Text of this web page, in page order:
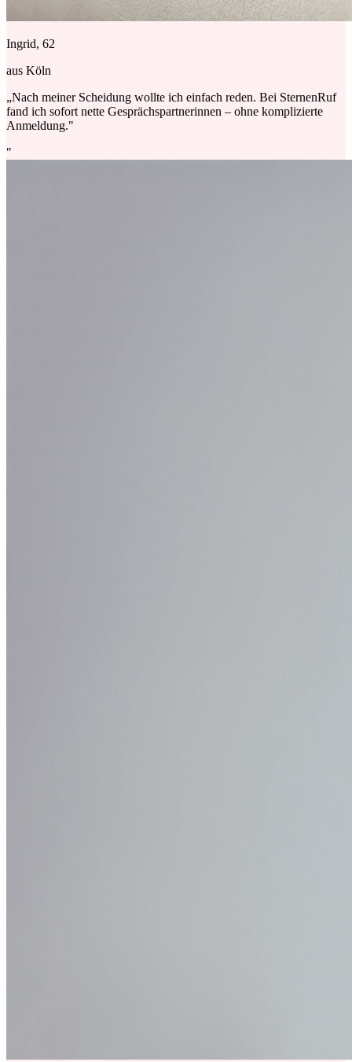
Ingrid, 62
aus Köln
„Nach meiner Scheidung wollte ich einfach reden. Bei SternenRuf
fand ich sofort nette Gesprächspartnerinnen – ohne komplizierte
Anmeldung."
"